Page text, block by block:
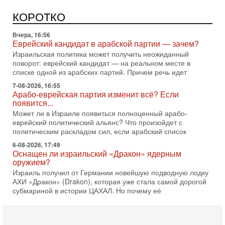
КОРОТКО
Израильская политика может получить неожиданный
поворот: еврейский кандидат — на реальном месте в
списке одной из арабских партий. Причем речь идет
7-08-2026, 16:55
Арабо-еврейская партия изменит всё? Если
появится...
Может ли в Израиле появиться полноценный арабо-
еврейский политический альянс? Что произойдет с
политическим раскладом сил, если арабский список
6-08-2026, 17:49
Оснащен ли израильский «Дракон» ядерным
оружием?
Израиль получил от Германии новейшую подводную лодку
АХИ «Дракон» (Drakon), которая уже стала самой дорогой
субмариной в истории ЦАХАЛ. Но почему её
6-08-2026, 16:51
Как на самом деле погибли бойцы Ливане? Иран
нарывается! "Зверства" ШАБАКА
В эфире телеканала ITON-TV Григорий Тамар, офицер